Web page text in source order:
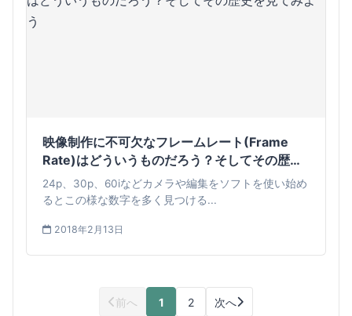
映像制作に不可欠なフレームレート(Frame
Rate)はどういうものだろう？そしてその歴史
を見てみよう
24p、30p、60iなどカメラや編集をソフトを使い始め
るとこの様な数字を多く見つける...
2018年2月13日
前へ 1 2 次へ